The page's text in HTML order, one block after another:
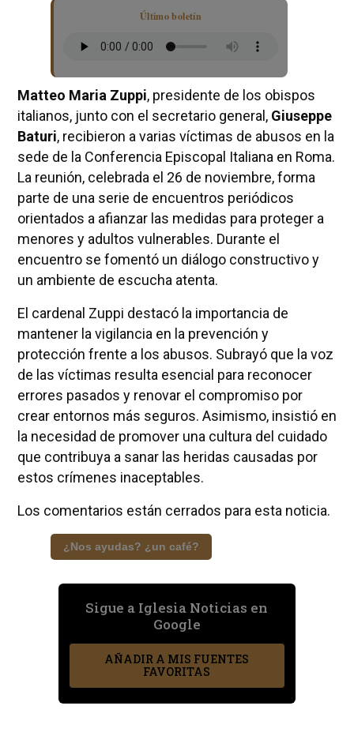
Último boletín
Matteo Maria Zuppi, presidente de los obispos
italianos, junto con el secretario general, Giuseppe
Baturi, recibieron a varias víctimas de abusos en la
sede de la Conferencia Episcopal Italiana en Roma.
La reunión, celebrada el 26 de noviembre, forma
parte de una serie de encuentros periódicos
orientados a afianzar las medidas para proteger a
menores y adultos vulnerables. Durante el
encuentro se fomentó un diálogo constructivo y
un ambiente de escucha atenta.
El cardenal Zuppi destacó la importancia de
mantener la vigilancia en la prevención y
protección frente a los abusos. Subrayó que la voz
de las víctimas resulta esencial para reconocer
errores pasados y renovar el compromiso por
crear entornos más seguros. Asimismo, insistió en
la necesidad de promover una cultura del cuidado
que contribuya a sanar las heridas causadas por
estos crímenes inaceptables.
Los comentarios están cerrados para esta noticia.
¿Nos ayudas? ¿un café?
Sigue a Iglesia Noticias en
Google
AÑADIR A MIS FUENTES
FAVORITAS